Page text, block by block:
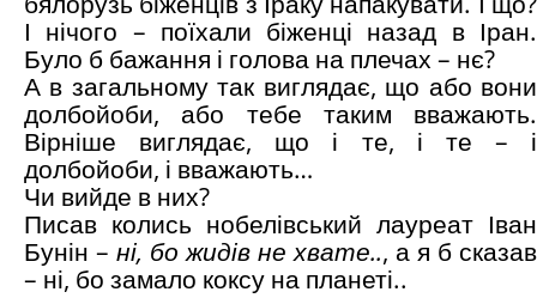
І нічого – поїхали біженці назад в Іран.
Було б бажання і голова на плечах – нє?
А в загальному так виглядає, що або вони
долбойоби, або тебе таким вважають.
Вірніше виглядає, що і те, і те – і
долбойоби, і вважають…
Чи вийде в них?
Писав колись нобелівський лауреат Іван
Бунін – ні, бо жидів не хвате.., а я б сказав
– ні, бо замало коксу на планеті..